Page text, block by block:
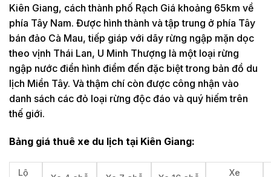
Kiên Giang, cách thành phố Rạch Giá khoảng 65km về
phía Tây Nam. Được hình thành và tập trung ở phía Tây
bán đảo Cà Mau, tiếp giáp với dãy rừng ngập mặn dọc
theo vịnh Thái Lan, U Minh Thượng là một loại rừng
ngập nước điển hình điểm đến đặc biệt trong bản đồ du
lịch Miền Tây. Và thậm chí còn được công nhận vào
danh sách các đỏ loại rừng độc đáo và quý hiếm trên
thế giới.
Bảng giá thuê xe du lịch tại Kiên Giang:
Lộ
Xe